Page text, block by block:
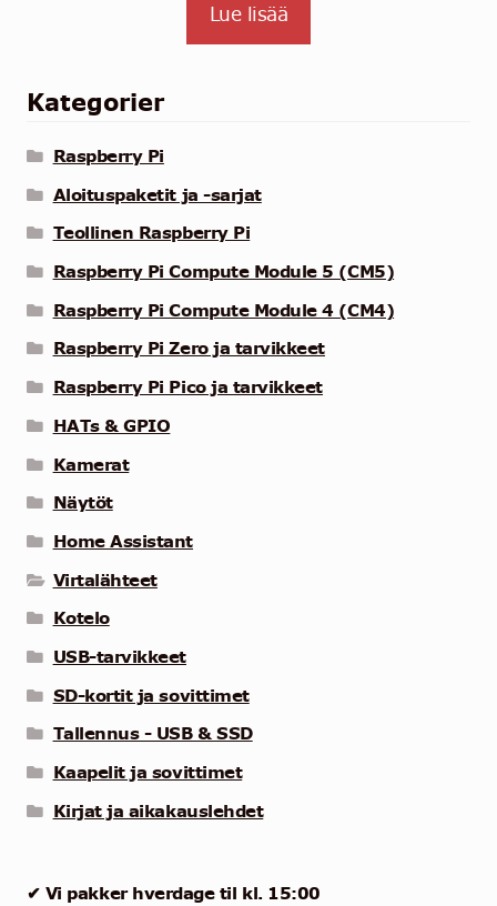
Lue lisää
Kategorier
Raspberry Pi
Aloituspaketit ja -sarjat
Teollinen Raspberry Pi
Raspberry Pi Compute Module 5 (CM5)
Raspberry Pi Compute Module 4 (CM4)
Raspberry Pi Zero ja tarvikkeet
Raspberry Pi Pico ja tarvikkeet
HATs & GPIO
Kamerat
Näytöt
Home Assistant
Virtalähteet
Kotelo
USB-tarvikkeet
SD-kortit ja sovittimet
Tallennus - USB & SSD
Kaapelit ja sovittimet
Kirjat ja aikakauslehdet
✔ Vi pakker hverdage til kl. 15:00